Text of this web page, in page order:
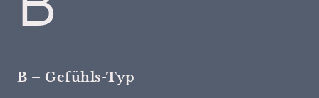
B – Gefühls-Typ